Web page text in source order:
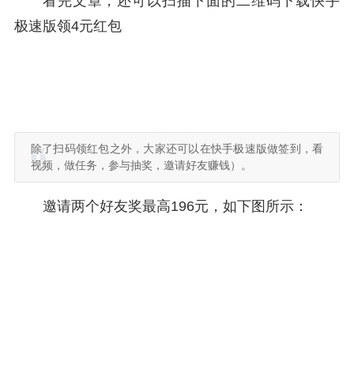
极速版领4元红包
除了扫码领红包之外，大家还可以在快手极速版做签到，看
视频，做任务，参与抽奖，邀请好友赚钱）。
邀请两个好友奖最高196元，如下图所示：